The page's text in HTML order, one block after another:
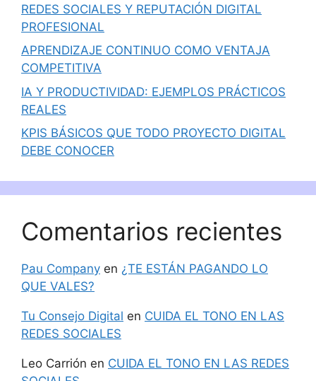
REDES SOCIALES Y REPUTACIÓN DIGITAL
PROFESIONAL
APRENDIZAJE CONTINUO COMO VENTAJA
COMPETITIVA
IA Y PRODUCTIVIDAD: EJEMPLOS PRÁCTICOS
REALES
KPIS BÁSICOS QUE TODO PROYECTO DIGITAL
DEBE CONOCER
Comentarios recientes
Pau Company en ¿TE ESTÁN PAGANDO LO
QUE VALES?
Tu Consejo Digital en CUIDA EL TONO EN LAS
REDES SOCIALES
Leo Carrión en CUIDA EL TONO EN LAS REDES